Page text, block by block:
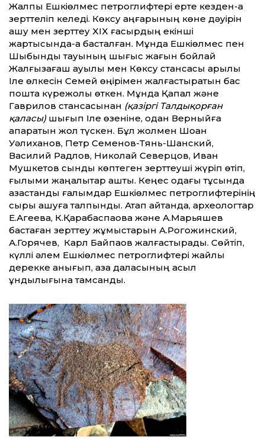
Жалпы Ешкіөлмес петроглифтері ерте кезден-ақ
зерттеліп келеді. Көксу аңғарының көне дәуірін
ашу мен зерттеу XIX ғасырдың екінші
жартысында-ақ басталған. Мұнда Ешкіөлмес пен
Шыбынды тауының шығыс жағын бойлай
Жалғызағаш ауылы мен Көксу стансасы арқылы
Іле өлкесін Семей өңірімен жалғастыратын бас
пошта күрежолы өткен. Мұнда Қапал және
Гаврилов стансасынан (қазіргі Талдықорған
қаласы)шығып Іле өзеніне, одан Верныйға
апаратын жол түскен. Бұл жолмен Шоқан
Уәлиханов, Петр Семенов-Тянь-Шанский,
Василий Радлов, Николай Северцов, Иван
Мушкетов сынды көптеген зерттеуші жүріп өтіп,
ғылыми жаңалықтар ашты. Кеңес одағы тұсында
қазақстандық ғалымдар Ешкіөлмес петроглифтерінің
сыры ашуға талпынды. Атап айтқанда, археологтар
Е.Агеева, К.Қарабаспақова және А.Марьяшев
бастаған зерттеу жұмыстарын А.Рогожинский,
А.Горячев, Карл Байпақов жалғастырады. Сөйтіп,
күллі әлем Ешкіөлмес петроглифтері жайлы
дерекке қанығып, қазақ даласының асыл
құндылығына тамсанды.